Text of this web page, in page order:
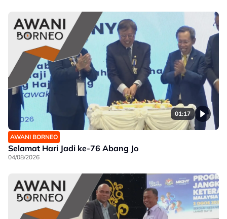
01:17
AWANI BORNEO
Selamat Hari Jadi ke-76 Abang Jo
04/08/2026